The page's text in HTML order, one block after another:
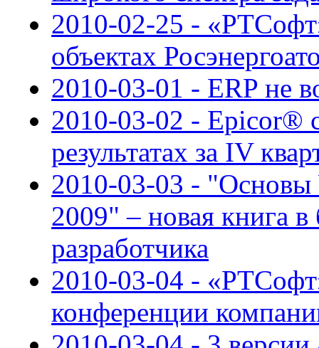
2010-02-25 -
объектах
2010-03-01 - ERP не
2010-03-02 - Epicor®
результатах за IV
2010-03-03 - "Основы
2009" – новая книга в
разработчика
2010-03-04 -
конференции